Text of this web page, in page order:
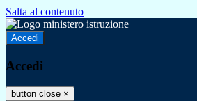
Salta al contenuto
Accedi
Accedi
button close ×